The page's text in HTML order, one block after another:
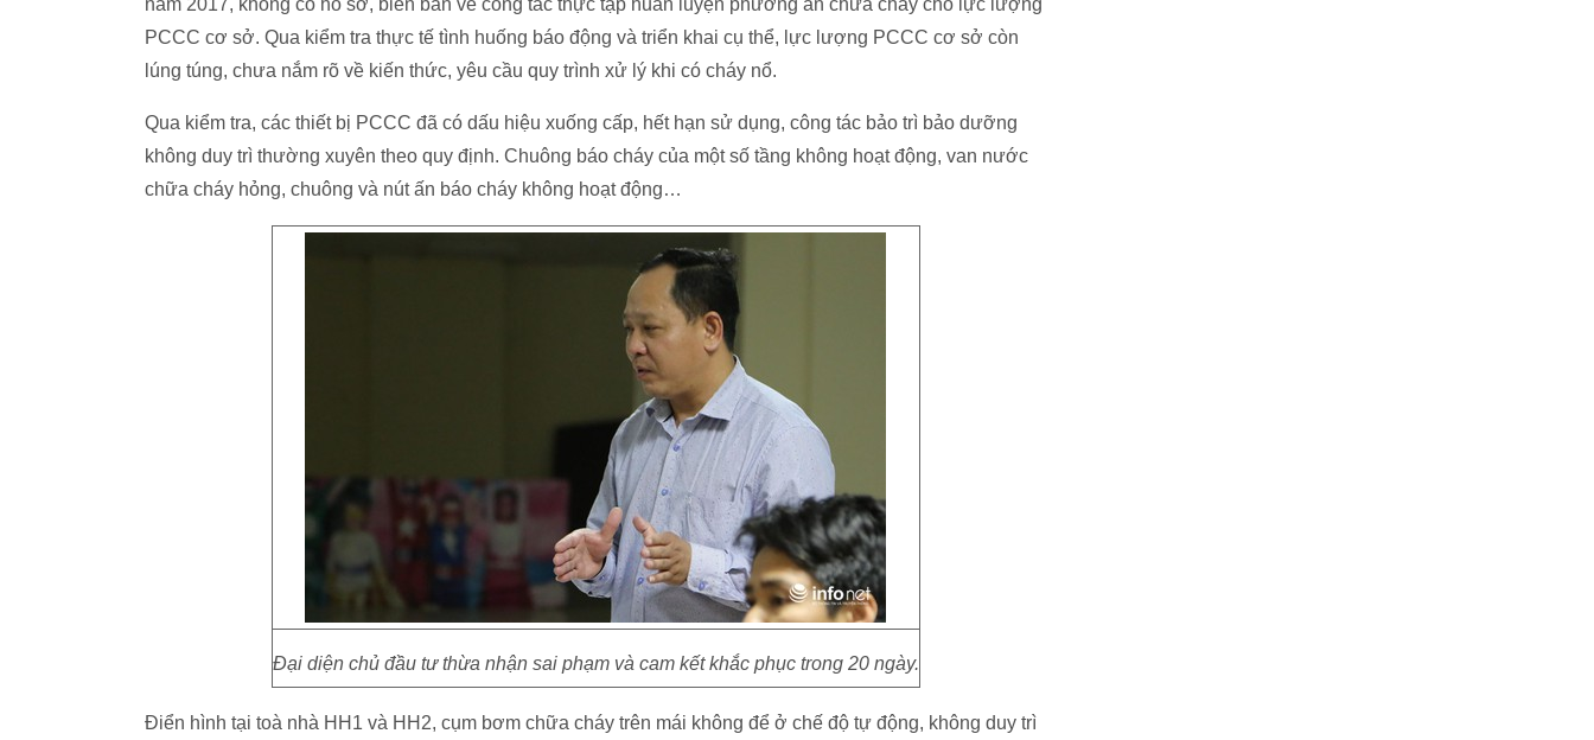
năm 2017, không có hồ sơ, biên bản về công tác thực tập huấn luyện phương án chữa cháy cho lực lượng
PCCC cơ sở. Qua kiểm tra thực tế tình huống báo động và triển khai cụ thể, lực lượng PCCC cơ sở còn
lúng túng, chưa nắm rõ về kiến thức, yêu cầu quy trình xử lý khi có cháy nổ.
Qua kiểm tra, các thiết bị PCCC đã có dấu hiệu xuống cấp, hết hạn sử dụng, công tác bảo trì bảo dưỡng
không duy trì thường xuyên theo quy định. Chuông báo cháy của một số tầng không hoạt động, van nước
chữa cháy hỏng, chuông và nút ấn báo cháy không hoạt động…
Đại diện chủ đầu tư thừa nhận sai phạm và cam kết khắc phục trong 20 ngày.
Điển hình tại toà nhà HH1 và HH2, cụm bơm chữa cháy trên mái không để ở chế độ tự động, không duy trì